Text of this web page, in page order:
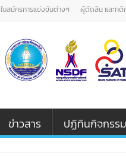
ใบสมัครการแข่งขันต่างๆ ผู้ตัดสิน และกติ
ข่าวสาร ปฏิทินกิจกรรม